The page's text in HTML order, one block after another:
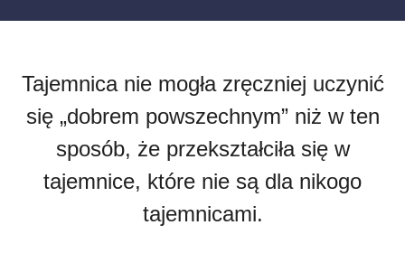
Tajemnica nie mogła zręczniej uczynić
się „dobrem powszechnym” niż w ten
sposób, że przekształciła się w
tajemnice, które nie są dla nikogo
tajemnicami.